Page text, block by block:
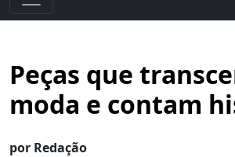
Peças que
moda e contam
por Redação